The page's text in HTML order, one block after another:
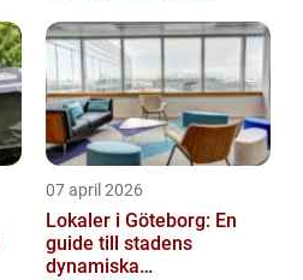
07 april 2026
Lokaler i Göteborg: En
guide till stadens
dynamiska